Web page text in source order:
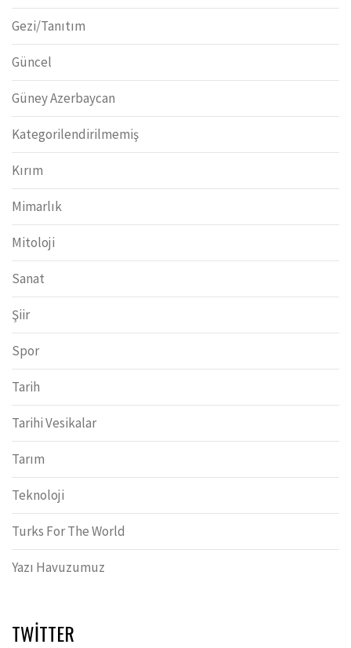
Gezi/Tanıtım
Güncel
Güney Azerbaycan
Kategorilendirilmemiş
Kırım
Mimarlık
Mitoloji
Sanat
Şiir
Spor
Tarih
Tarihi Vesikalar
Tarım
Teknoloji
Turks For The World
Yazı Havuzumuz
TWITTER